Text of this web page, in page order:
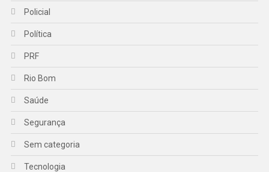
Policial
Política
PRF
Rio Bom
Saúde
Segurança
Sem categoria
Tecnologia